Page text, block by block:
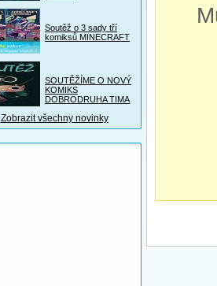
Soutěž o 3 sady tří
komiksů MINECRAFT
SOUTĚŽÍME O NOVÝ
KOMIKS
DOBRODRUHA TIMA
Zobrazit všechny novinky